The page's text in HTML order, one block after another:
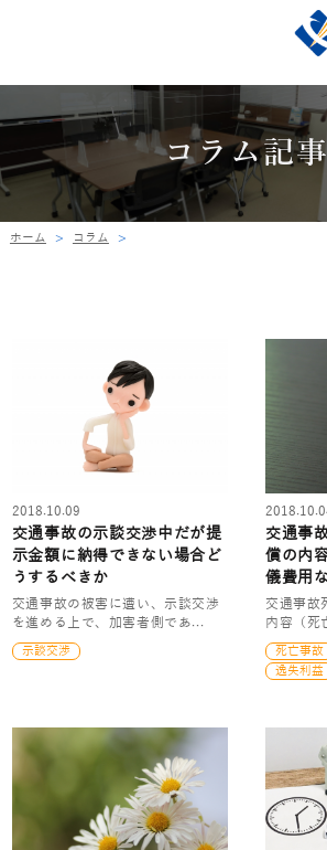
コラム記事
ホーム コラム
2018.10.09
交通事故の示談交渉中だが提
示金額に納得できない場合ど
うするべきか
交通事故の被害に遭い、示談交渉
を進める上で、加害者側であ...
示談交渉
交通事
償の内
儀費用
交通事故
内容（死
死亡事故
逸失利益